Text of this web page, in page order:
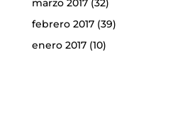
marzo 2017(32)
febrero 2017(39)
enero 2017(10)